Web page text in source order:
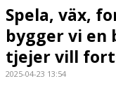
HEM
NYHETER
KLUBBEN
Spela, väx,
bygger vi
tjejer vill
2025-04-23 13:54